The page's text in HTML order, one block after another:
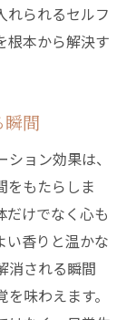
れられるセルフ
根本から解決す
瞬間
ョン効果は、
をもたらしま
だけでなく心も
い香りと温かな
消される瞬間
味わえます。